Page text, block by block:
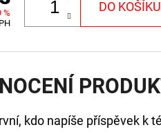
%
DO KOŠÍKU
kdo napíše příspěvek k